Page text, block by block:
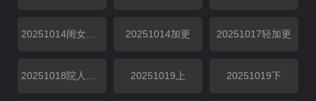
20251014加更 20251017轻加更
20251019上 20251019下